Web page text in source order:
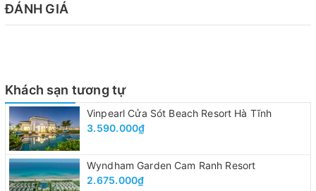
ĐÁNH GIÁ
Khách sạn tương tự
Vinpearl Cửa Sót Beach Resort Hà Tĩnh
3.590.000₫
Wyndham Garden Cam Ranh Resort
2.675.000₫